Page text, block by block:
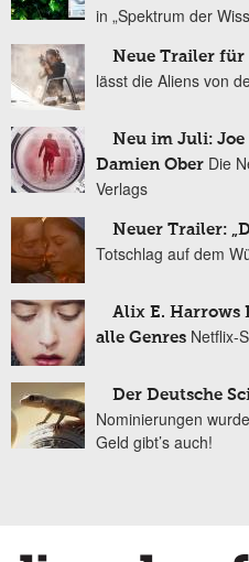
in „Spektrum der
Neue Trailer für
lässt die Aliens von
Neu im Juli: Joe
Damien Ober Die
Verlags
Neuer Trailer:
Totschlag auf dem
Alix E. Harrows
alle Genres Netflix-
Der Deutsche
Nominierungen
Geld gibt’s auch!